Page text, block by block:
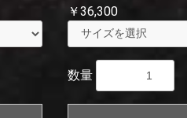
￥36,300
数量